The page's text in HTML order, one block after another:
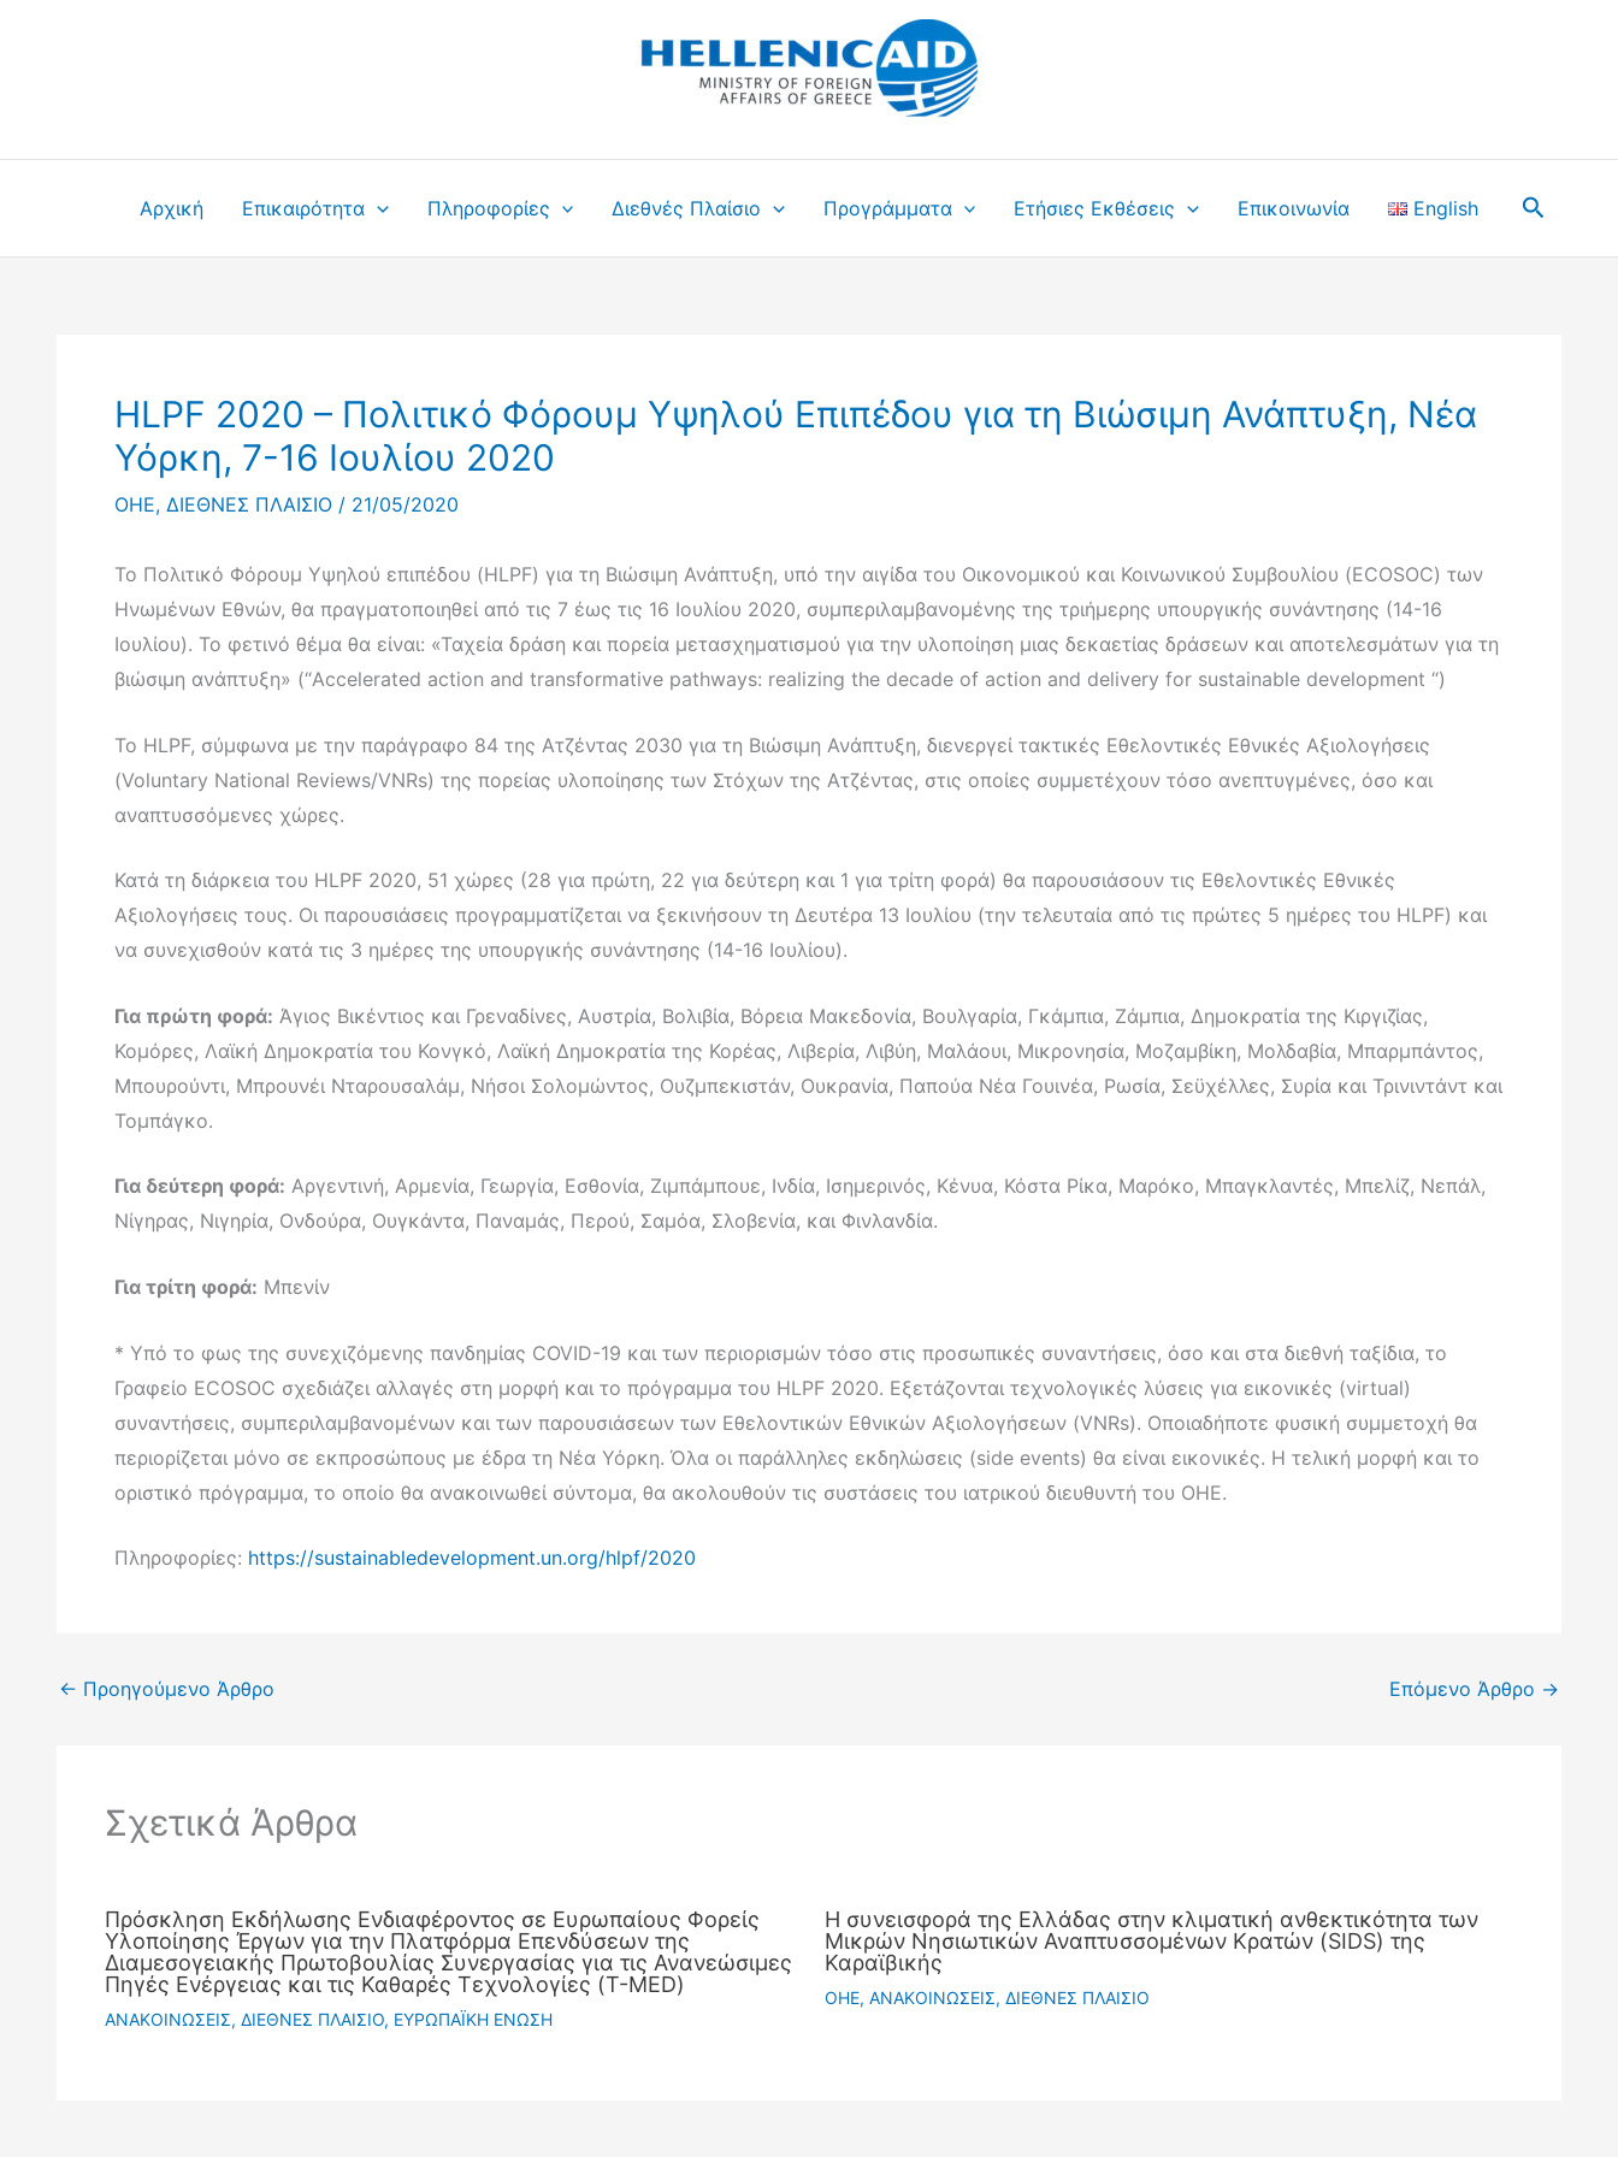
Αρχική Επικαιρότητα Πληροφορίες Διεθνές Πλαίσιο Προγράμματα Ετήσιες Εκθέσεις Επικοινωνία English
HLPF 2020 – Πολιτικό Φόρουμ Υψηλού Επιπέδου για τη Βιώσιμη Ανάπτυξη, Νέα
Υόρκη, 7-16 Ιουλίου 2020
OHE, ΔΙΕΘΝΕΣ ΠΛΑΙΣΙΟ / 21/05/2020
Το Πολιτικό Φόρουμ Υψηλού επιπέδου (HLPF) για τη Βιώσιμη Ανάπτυξη, υπό την αιγίδα του Οικονομικού και Κοινωνικού Συμβουλίου (ECOSOC) των
Ηνωμένων Εθνών, θα πραγματοποιηθεί από τις 7 έως τις 16 Ιουλίου 2020, συμπεριλαμβανομένης της τριήμερης υπουργικής συνάντησης (14-16
Ιουλίου). Το φετινό θέμα θα είναι: «Ταχεία δράση και πορεία μετασχηματισμού για την υλοποίηση μιας δεκαετίας δράσεων και αποτελεσμάτων για τη
βιώσιμη ανάπτυξη» (“Accelerated action and transformative pathways: realizing the decade of action and delivery for sustainable development “)
Το HLPF, σύμφωνα με την παράγραφο 84 της Ατζέντας 2030 για τη Βιώσιμη Ανάπτυξη, διενεργεί τακτικές Εθελοντικές Εθνικές Αξιολογήσεις
(Voluntary National Reviews/VNRs) της πορείας υλοποίησης των Στόχων της Ατζέντας, στις οποίες συμμετέχουν τόσο ανεπτυγμένες, όσο και
αναπτυσσόμενες χώρες.
Κατά τη διάρκεια του HLPF 2020, 51 χώρες (28 για πρώτη, 22 για δεύτερη και 1 για τρίτη φορά) θα παρουσιάσουν τις Εθελοντικές Εθνικές
Αξιολογήσεις τους. Οι παρουσιάσεις προγραμματίζεται να ξεκινήσουν τη Δευτέρα 13 Ιουλίου (την τελευταία από τις πρώτες 5 ημέρες του HLPF) και
να συνεχισθούν κατά τις 3 ημέρες της υπουργικής συνάντησης (14-16 Ιουλίου).
Για πρώτη φορά: Άγιος Βικέντιος και Γρεναδίνες, Αυστρία, Βολιβία, Βόρεια Μακεδονία, Βουλγαρία, Γκάμπια, Ζάμπια, Δημοκρατία της Κιργιζίας,
Κομόρες, Λαϊκή Δημοκρατία του Κονγκό, Λαϊκή Δημοκρατία της Κορέας, Λιβερία, Λιβύη, Μαλάουι, Μικρονησία, Μοζαμβίκη, Μολδαβία, Μπαρμπάντος,
Μπουρούντι, Μπρουνέι Νταρουσαλάμ, Νήσοι Σολομώντος, Ουζμπεκιστάν, Ουκρανία, Παπούα Νέα Γουινέα, Ρωσία, Σεϋχέλλες, Συρία και Τρινιντάντ και
Τομπάγκο.
Για δεύτερη φορά: Αργεντινή, Αρμενία, Γεωργία, Εσθονία, Ζιμπάμπουε, Ινδία, Ισημερινός, Κένυα, Κόστα Ρίκα, Μαρόκο, Μπαγκλαντές, Μπελίζ, Νεπάλ,
Νίγηρας, Νιγηρία, Ονδούρα, Ουγκάντα, Παναμάς, Περού, Σαμόα, Σλοβενία, και Φινλανδία.
Για τρίτη φορά: Μπενίν
* Υπό το φως της συνεχιζόμενης πανδημίας COVID-19 και των περιορισμών τόσο στις προσωπικές συναντήσεις, όσο και στα διεθνή ταξίδια, το
Γραφείο ECOSOC σχεδιάζει αλλαγές στη μορφή και το πρόγραμμα του HLPF 2020. Εξετάζονται τεχνολογικές λύσεις για εικονικές (virtual)
συναντήσεις, συμπεριλαμβανομένων και των παρουσιάσεων των Εθελοντικών Εθνικών Αξιολογήσεων (VNRs). Οποιαδήποτε φυσική συμμετοχή θα
περιορίζεται μόνο σε εκπροσώπους με έδρα τη Νέα Υόρκη. Όλα οι παράλληλες εκδηλώσεις (side events) θα είναι εικονικές. Η τελική μορφή και το
οριστικό πρόγραμμα, το οποίο θα ανακοινωθεί σύντομα, θα ακολουθούν τις συστάσεις του ιατρικού διευθυντή του ΟΗΕ.
Πληροφορίες: https://sustainabledevelopment.un.org/hlpf/2020
← Προηγούμενο Άρθρο Επόμενο Άρθρο →
Σχετικά Άρθρα
Πρόσκληση Εκδήλωσης Ενδιαφέροντος σε Ευρωπαίους Φορείς
Υλοποίησης Έργων για την Πλατφόρμα Επενδύσεων της
Διαμεσογειακής Πρωτοβουλίας Συνεργασίας για τις Ανανεώσιμες
Πηγές Ενέργειας και τις Καθαρές Τεχνολογίες (T-MED)
ΑΝΑΚΟΙΝΩΣΕΙΣ, ΔΙΕΘΝΕΣ ΠΛΑΙΣΙΟ, ΕΥΡΩΠΑΪΚΗ ΕΝΩΣΗ
Η συνεισφορά της Ελλάδας στην κλιματική ανθεκτικότητα των
Μικρών Νησιωτικών Αναπτυσσομένων Κρατών (SIDS) της
Καραϊβικής
OHE, ΑΝΑΚΟΙΝΩΣΕΙΣ, ΔΙΕΘΝΕΣ ΠΛΑΙΣΙΟ